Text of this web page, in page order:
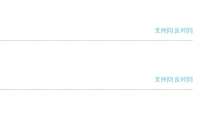
支持[0] 反对[0]
支持[0] 反对[0]